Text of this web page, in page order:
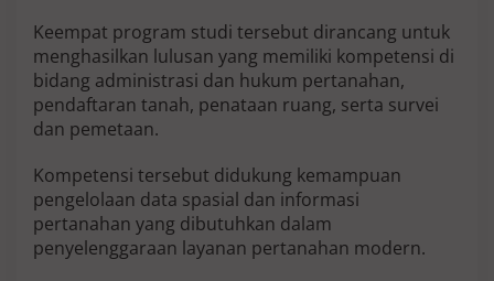
Keempat program studi tersebut dirancang untuk
menghasilkan lulusan yang memiliki kompetensi di
bidang administrasi dan hukum pertanahan,
pendaftaran tanah, penataan ruang, serta survei
dan pemetaan.
Kompetensi tersebut didukung kemampuan
pengelolaan data spasial dan informasi
pertanahan yang dibutuhkan dalam
penyelenggaraan layanan pertanahan modern.